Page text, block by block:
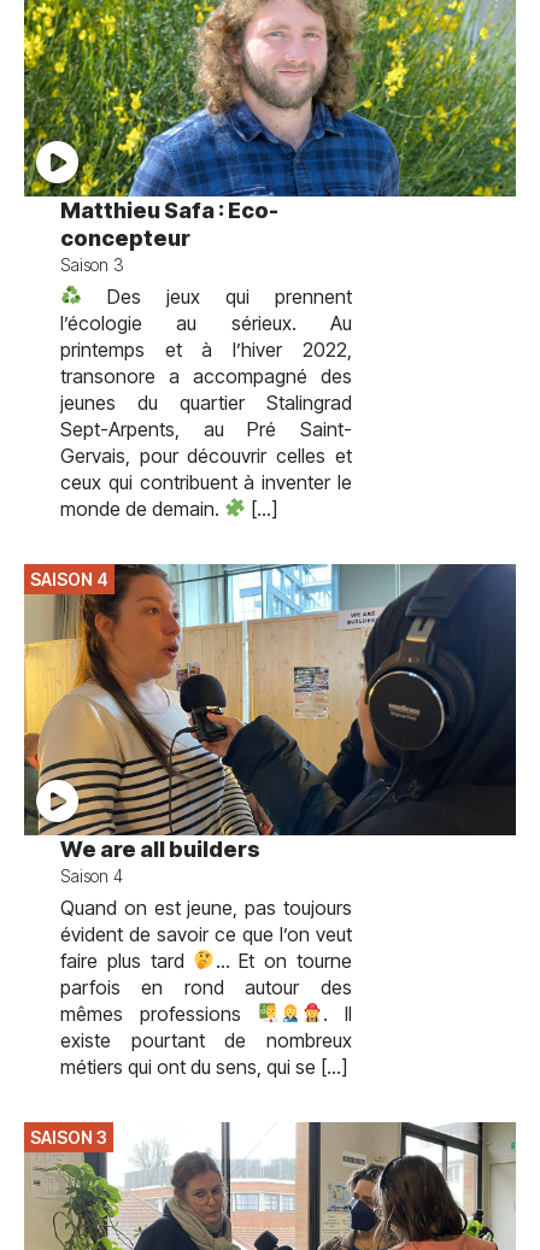
Matthieu Safa : Eco-
concepteur
Saison 3
Des jeux qui prennent
l’écologie au sérieux. Au
printemps et à l’hiver 2022,
transonore a accompagné des
jeunes du quartier Stalingrad
Sept-Arpents, au Pré Saint-
Gervais, pour découvrir celles et
ceux qui contribuent à inventer le
monde de demain.
[…]
SAISON 4
We are all builders
Saison 4
Quand on est jeune, pas toujours
évident de savoir ce que l’on veut
faire plus tard
… Et on tourne
parfois en rond autour des
mêmes professions
. Il
existe pourtant de nombreux
métiers qui ont du sens, qui se […]
SAISON 3